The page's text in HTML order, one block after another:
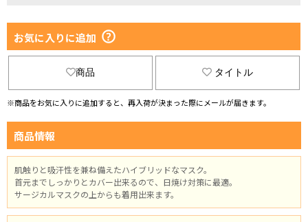
お気に入りに追加
商品 タイトル
※商品をお気に入りに追加すると、再入荷が決まった際にメールが届きます。
商品情報
肌触りと吸汗性を兼ね備えたハイブリッドなマスク。
首元までしっかりとカバー出来るので、日焼け対策に最適。
サージカルマスクの上からも着用出来ます。